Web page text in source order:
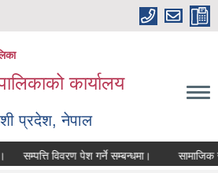
कार्यालय
प्रदेश, नेपाल
सम्पत्ति विवरण पेश गर्ने सम्बन्धमा। सामाजिक